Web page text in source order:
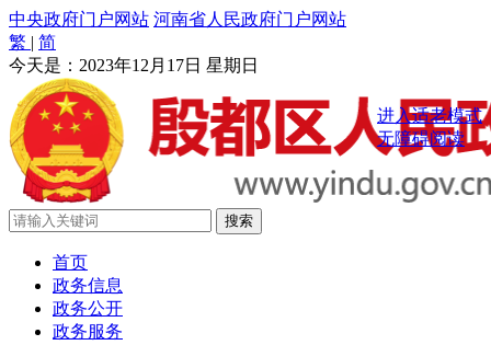
中央政府门户网站 河南省人民政府门户网站
繁 | 简
今天是： 2023年12月17日 星期日
进入适老模式
无障碍阅读
首页
政务信息
政务公开
政务服务